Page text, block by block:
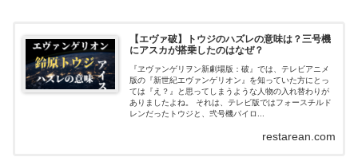
【エヴァ破】トウジのハズレの意味は？三号機
にアスカが搭乗したのはなぜ？
『ヱヴァンゲリヲン新劇場版：破』では、テレビアニメ
版の『新世紀エヴァンゲリオン』を知っていた方にとっ
ては『え？』と思ってしまうような人物の入れ替わりが
ありましたよね。 それは、テレビ版ではフォースチルド
レンだったトウジと、弐号機パイロ...
restarean.com